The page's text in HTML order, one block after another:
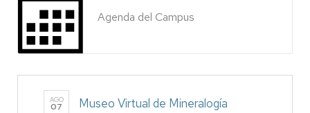
Agenda del Campus
AGO
07 Museo Virtual de Mineralogía